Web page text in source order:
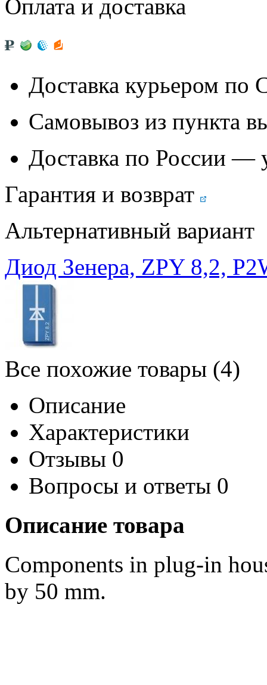
Оплата и доставка
Доставка курьером
Самовывоз из пункта
Доставка по России —
Гарантия и возврат
Альтернативный вариант
Диод Зенера, ZPY 8,2,
Все похожие товары (4)
Описание
Характеристики
Отзывы 0
Вопросы и ответы 0
Описание товара
Components in plug-in
by 50 mm.